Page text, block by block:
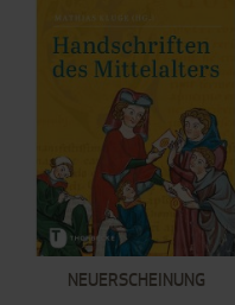
NEUERSCHEINUNG